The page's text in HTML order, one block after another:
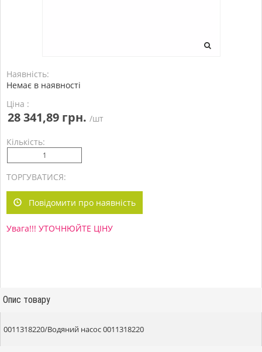
Наявність:
Немає в наявності
Ціна :
28 341,89 грн. /шт
Кількість:
ТОРГУВАТИСЯ:
Повідомити про наявність
Увага!!! УТОЧНЮЙТЕ ЦІНУ
Опис товару
0011318220/Водяний насос 0011318220